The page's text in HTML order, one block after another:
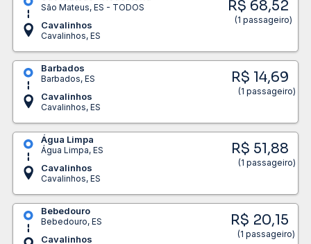
São Mateus, ES - TODOS
Cavalinhos
Cavalinhos, ES
R$ 68,52
(1 passageiro)
Barbados
Barbados, ES
Cavalinhos
Cavalinhos, ES
R$ 14,69
(1 passageiro)
Água Limpa
Água Limpa, ES
Cavalinhos
Cavalinhos, ES
R$ 51,88
(1 passageiro)
Bebedouro
Bebedouro, ES
Cavalinhos
R$ 20,15
(1 passageiro)